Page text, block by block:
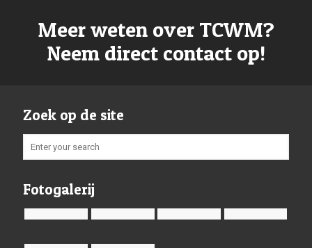
Meer weten over TCWM?
Neem direct contact op!
Zoek op de site
Fotogalerij